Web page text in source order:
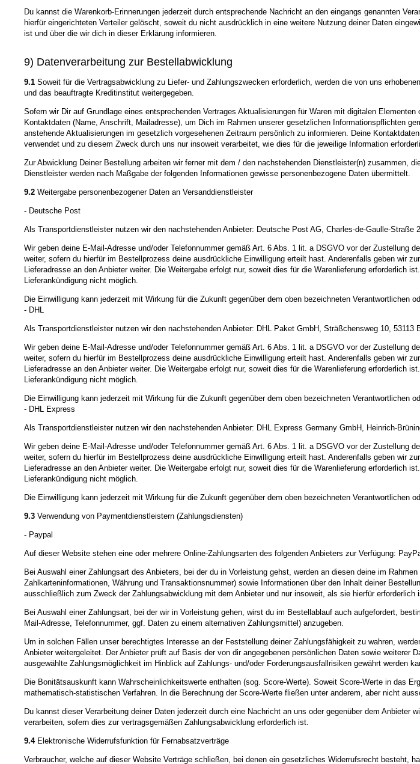
Du kannst die Warenkorb-Erinnerungen jederzeit durch entsprechende Nachricht an den eingangs genannten
hierfür eingerichteten Verteiler gelöscht, soweit du nicht ausdrücklich in eine weitere Nutzung deiner Daten
ist und über die wir dich in dieser Erklärung informieren.
9) Datenverarbeitung zur Bestellabwicklung
9.1 Soweit für die Vertragsabwicklung zu Liefer- und Zahlungszwecken erforderlich, werden die von uns
und das beauftragte Kreditinstitut weitergegeben.
Sofern wir Dir auf Grundlage eines entsprechenden Vertrages Aktualisierungen für Waren mit digitalen
Kontaktdaten (Name, Anschrift, Mailadresse), um Dich im Rahmen unserer gesetzlichen Informationspflichten
anstehende Aktualisierungen im gesetzlich vorgesehenen Zeitraum persönlich zu informieren. Deine
verwendet und zu diesem Zweck durch uns nur insoweit verarbeitet, wie dies für die jeweilige Information
Zur Abwicklung Deiner Bestellung arbeiten wir ferner mit dem / den nachstehenden Dienstleister(n) zusammen,
Dienstleister werden nach Maßgabe der folgenden Informationen gewisse personenbezogene Daten übermittelt.
9.2 Weitergabe personenbezogener Daten an Versanddienstleister
- Deutsche Post
Als Transportdienstleister nutzen wir den nachstehenden Anbieter: Deutsche Post AG, Charles-de-Gaulle-Straße
Wir geben deine E-Mail-Adresse und/oder Telefonnummer gemäß Art. 6 Abs. 1 lit. a DSGVO vor der Zustellung
weiter, sofern du hierfür im Bestellprozess deine ausdrückliche Einwilligung erteilt hast. Anderenfalls geben wir
Lieferadresse an den Anbieter weiter. Die Weitergabe erfolgt nur, soweit dies für die Warenlieferung
Lieferankündigung nicht möglich.
Die Einwilligung kann jederzeit mit Wirkung für die Zukunft gegenüber dem oben bezeichneten Verantwortlichen
- DHL
Als Transportdienstleister nutzen wir den nachstehenden Anbieter: DHL Paket GmbH, Sträßchensweg 10, 53113
Wir geben deine E-Mail-Adresse und/oder Telefonnummer gemäß Art. 6 Abs. 1 lit. a DSGVO vor der Zustellung
weiter, sofern du hierfür im Bestellprozess deine ausdrückliche Einwilligung erteilt hast. Anderenfalls geben wir
Lieferadresse an den Anbieter weiter. Die Weitergabe erfolgt nur, soweit dies für die Warenlieferung
Lieferankündigung nicht möglich.
Die Einwilligung kann jederzeit mit Wirkung für die Zukunft gegenüber dem oben bezeichneten Verantwortlichen
- DHL Express
Als Transportdienstleister nutzen wir den nachstehenden Anbieter: DHL Express Germany GmbH, Heinrich-
Wir geben deine E-Mail-Adresse und/oder Telefonnummer gemäß Art. 6 Abs. 1 lit. a DSGVO vor der Zustellung
weiter, sofern du hierfür im Bestellprozess deine ausdrückliche Einwilligung erteilt hast. Anderenfalls geben wir
Lieferadresse an den Anbieter weiter. Die Weitergabe erfolgt nur, soweit dies für die Warenlieferung
Lieferankündigung nicht möglich.
Die Einwilligung kann jederzeit mit Wirkung für die Zukunft gegenüber dem oben bezeichneten Verantwortlichen
9.3 Verwendung von Paymentdienstleistern (Zahlungsdiensten)
- Paypal
Auf dieser Website stehen eine oder mehrere Online-Zahlungsarten des folgenden Anbieters zur Verfügung:
Bei Auswahl einer Zahlungsart des Anbieters, bei der du in Vorleistung gehst, werden an diesen deine im
Zahlkarteninformationen, Währung und Transaktionsnummer) sowie Informationen über den Inhalt deiner
ausschließlich zum Zweck der Zahlungsabwicklung mit dem Anbieter und nur insoweit, als sie hierfür erforderlich
Bei Auswahl einer Zahlungsart, bei der wir in Vorleistung gehen, wirst du im Bestellablauf auch aufgefordert,
Mail-Adresse, Telefonnummer, ggf. Daten zu einem alternativen Zahlungsmittel) anzugeben.
Um in solchen Fällen unser berechtigtes Interesse an der Feststellung deiner Zahlungsfähigkeit zu wahren,
Anbieter weitergeleitet. Der Anbieter prüft auf Basis der von dir angegebenen persönlichen Daten sowie
ausgewählte Zahlungsmöglichkeit im Hinblick auf Zahlungs- und/oder Forderungsausfallrisiken gewährt werden
Die Bonitätsauskunft kann Wahrscheinlichkeitswerte enthalten (sog. Score-Werte). Soweit Score-Werte in das
mathematisch-statistischen Verfahren. In die Berechnung der Score-Werte fließen unter anderem, aber nicht
Du kannst dieser Verarbeitung deiner Daten jederzeit durch eine Nachricht an uns oder gegenüber dem
verarbeiten, sofern dies zur vertragsgemäßen Zahlungsabwicklung erforderlich ist.
9.4Elektronische Widerrufsfunktion für Fernabsatzverträge
Verbraucher, welche auf dieser Website Verträge schließen, bei denen ein gesetzliches Widerrufsrecht besteht,